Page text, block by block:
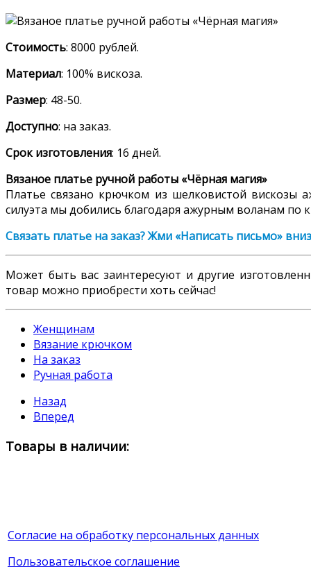
Стоимость: 8000 рублей.
Материал: 100% вискоза.
Размер: 48-50.
Доступно: на заказ.
Срок изготовления: 16 дней.
Вязаное платье ручной работы «Чёрная магия»
Платье связано крючком из шелковистой вискозы
силуэта мы добились благодаря ажурным воланам
Связать платье на заказ? Жми «Написать письмо»
Может быть вас заинтересуют и другие
товар можно приобрести хоть сейчас!
Женщинам
Вязание крючком
На заказ
Ручная работа
Назад
Вперед
Товары в наличии:
Согласие на обработку персональных данных
Пользовательское соглашение